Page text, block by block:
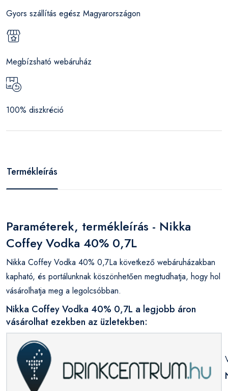
Gyors szállítás egész Magyarországon
Megbízsható webáruház
100% diszkréció
Termékleírás
Paraméterek, termékleírás - Nikka
Coffey Vodka 40% 0,7L
Nikka Coffey Vodka 40% 0,7La következő webáruházakban
kapható, és portálunknak köszönhetően megtudhatja, hogy hol
vásárolhatja meg a legolcsóbban.
Nikka Coffey Vodka 40% 0,7L a legjobb áron
vásárolhat ezekben az üzletekben: